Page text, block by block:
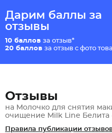
Дарим баллы за
отзывы
10 баллов за отзыв*
20 баллов за отзыв с фото
Отзывы
на Молочко для снятия
очищение Milk Line Белита
Правила публикации